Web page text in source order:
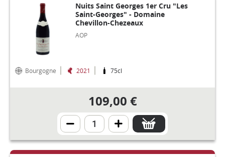
Nuits Saint Georges 1er Cru "Les
Saint-Georges" - Domaine
Chevillon-Chezeaux
AOP
Bourgogne 2021 75cl
109,00 €